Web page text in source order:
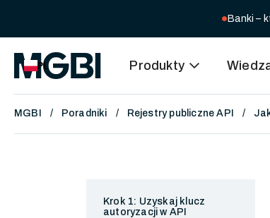
circle Banki –
Produkty expand_more
PL
MGBI Poradniki Rejestry publiczne API
Krok 1: Uzyskaj klucz
autoryzacji w API